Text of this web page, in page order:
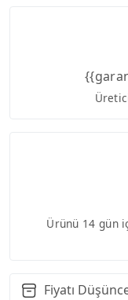
Ürünü 14 gün
Fiyatı